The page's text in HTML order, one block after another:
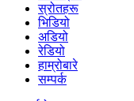
स्रोतहरू
भिडियो
अडियो
रेडियो
हाम्रोबारे
सम्पर्क